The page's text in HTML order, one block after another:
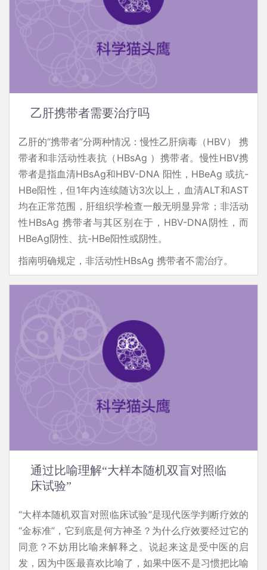
乙肝携带者需要治疗吗
乙肝的“携带者”分两种情况：慢性乙肝病毒（HBV） 携
带者和非活动性表抗（HBsAg ）携带者。慢性HBV携
带者是指血清HBsAg和HBV-DNA 阳性，HBeAg 或抗-
HBe阳性，但1年内连续随访3次以上，血清ALT和AST
均在正常范围，肝组织学检查一般无明显异常；非活动
性HBsAg 携带者与其区别在于，HBV-DNA阴性，而
HBeAg阴性、抗-HBe阳性或阴性。
指南明确规定，非活动性HBsAg 携带者不需治疗。
通过比喻理解“大样本随机双盲对照临
床试验”
“大样本随机双盲对照临床试验”是现代医学判断疗效的
“金标准”，它到底是何方神圣？为什么疗效要经过它的
同意？不妨用比喻来解释之。说起来这是受中医的启
发，因为中医最喜欢比喻了，如果中医不是习惯把比喻